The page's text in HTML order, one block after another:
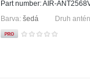
Part number: AIR-
Barva: šedá Druh